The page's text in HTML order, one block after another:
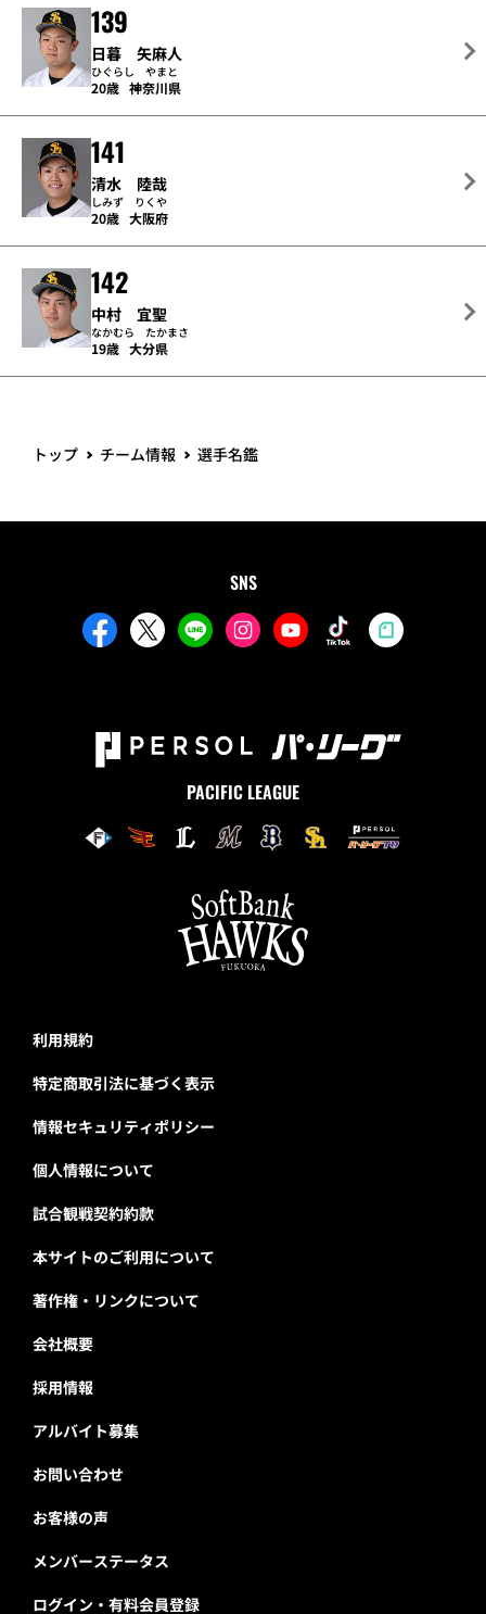
139
日暮 矢麻人
ひぐらし やまと
20歳 神奈川県
141
清水 陸哉
しみず りくや
20歳 大阪府
142
中村 宜聖
なかむら たかまさ
19歳 大分県
トップ チーム情報 選手名鑑
SNS
PACIFIC LEAGUE
利用規約
特定商取引法に基づく表示
情報セキュリティポリシー
個人情報について
試合観戦契約約款
本サイトのご利用について
著作権・リンクについて
会社概要
採用情報
アルバイト募集
お問い合わせ
お客様の声
メンバーステータス
ログイン・有料会員登録